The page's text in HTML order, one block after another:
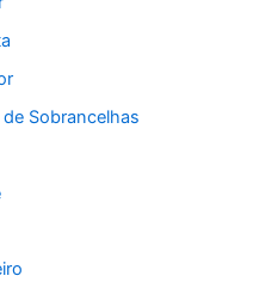
Sobrancelhas